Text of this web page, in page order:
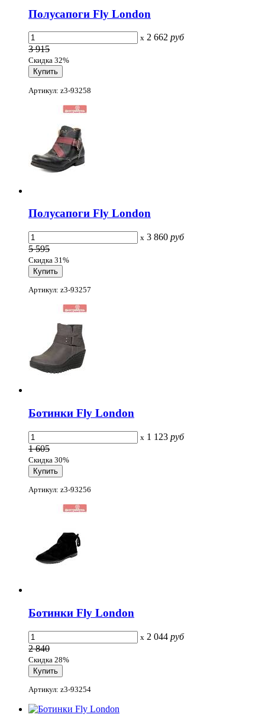
Полусапоги Fly London
x 2 662 руб
3 915
Скидка 32%
Артикул: z3-93258
Полусапоги Fly London
x 3 860 руб
5 595
Скидка 31%
Артикул: z3-93257
Ботинки Fly London
x 1 123 руб
1 605
Скидка 30%
Артикул: z3-93256
Ботинки Fly London
x 2 044 руб
2 840
Скидка 28%
Артикул: z3-93254